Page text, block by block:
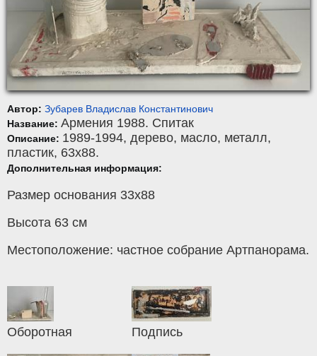
Автор: Зубарев Владислав Константинович
Название: Армения 1988. Спитак
Описание: 1989-1994, дерево, масло, металл,
пластик, 63x88.
Дополнительная информация:
Размер основания 33х88
Высота 63 см
Местоположение: частное собрание Артпанорама.
Оборотная Подпись